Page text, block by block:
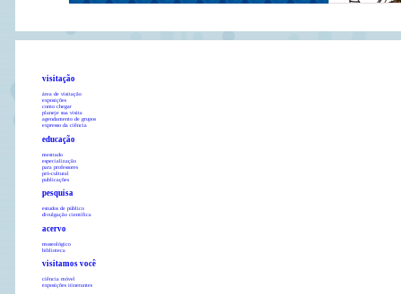
visitação
área de visitação
exposições
como chegar
planeje sua visita
agendamento de grupos
expresso da ciência
educação
mestrado
especialização
para professores
pró-cultural
publicações
pesquisa
estudos de público
divulgação científica
acervo
museológico
biblioteca
visitamos você
ciência móvel
exposições itinerantes